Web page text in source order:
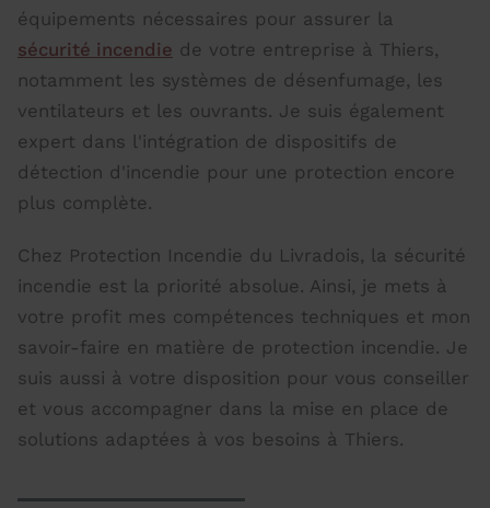
équipements nécessaires pour assurer la
sécurité incendie de votre entreprise à Thiers,
notamment les systèmes de désenfumage, les
ventilateurs et les ouvrants. Je suis également
expert dans l'intégration de dispositifs de
détection d'incendie pour une protection encore
plus complète.
Chez Protection Incendie du Livradois, la sécurité
incendie est la priorité absolue. Ainsi, je mets à
votre profit mes compétences techniques et mon
savoir-faire en matière de protection incendie. Je
suis aussi à votre disposition pour vous conseiller
et vous accompagner dans la mise en place de
solutions adaptées à vos besoins à Thiers.